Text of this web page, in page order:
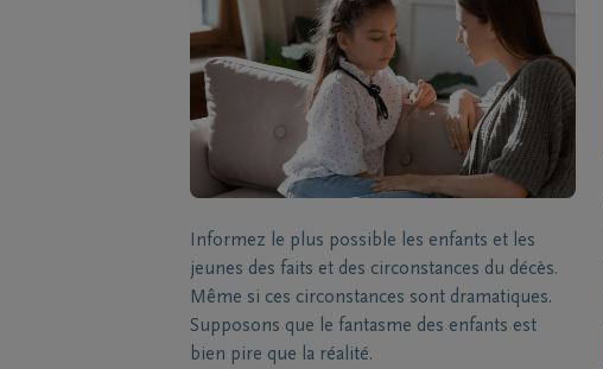
Informez le plus possible les enfants et les
jeunes des faits et des circonstances du décès.
Même si ces circonstances sont dramatiques.
Supposons que le fantasme des enfants est
bien pire que la réalité.